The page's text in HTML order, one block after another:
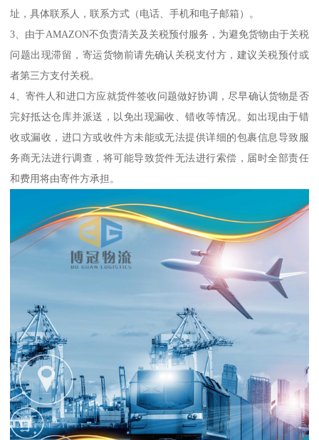
址，具体联系人，联系方式（电话、手机和电子邮箱）。
3、由于AMAZON不负责清关及关税预付服务，为避免货物由于关税
问题出现滞留，寄运货物前请先确认关税支付方，建议关税预付或
者第三方支付关税。
4、寄件人和进口方应就货件签收问题做好协调，尽早确认货物是否
完好抵达仓库并派送，以免出现漏收、错收等情况。如出现由于错
收或漏收，进口方或收件方未能或无法提供详细的包裹信息导致服
务商无法进行调查，将可能导致货件无法进行索偿，届时全部责任
和费用将由寄件方承担。